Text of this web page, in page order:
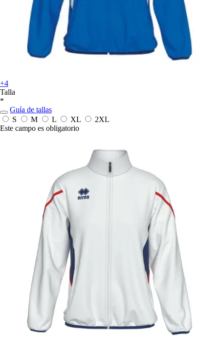
+4
Talla
*
Guía de tallas
S
M L XL
2XL
Este campo es obligatorio